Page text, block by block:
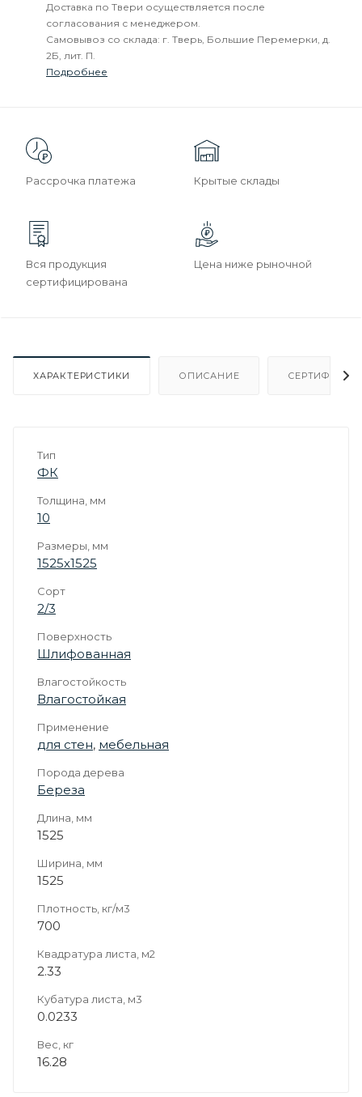
Доставка по Твери осуществляется после
согласования с менеджером.
Самовывоз со склада: г. Тверь, Большие Перемерки, д.
2Б, лит. П.
Подробнее
Рассрочка платежа Крытые склады
Вся продукция
сертифицирована
Цена ниже рыночной
ХАРАКТЕРИСТИКИ ОПИСАНИЕ
Тип
ФК
Толщина, мм
10
Размеры, мм
1525х1525
Сорт
2/3
Поверхность
Шлифованная
Влагостойкость
Влагостойкая
Применение
для стен, мебельная
Порода дерева
Береза
Длина, мм
1525
Ширина, мм
1525
Плотность, кг/м3
700
Квадратура листа, м2
2.33
Кубатура листа, м3
0.0233
Вес, кг
16.28